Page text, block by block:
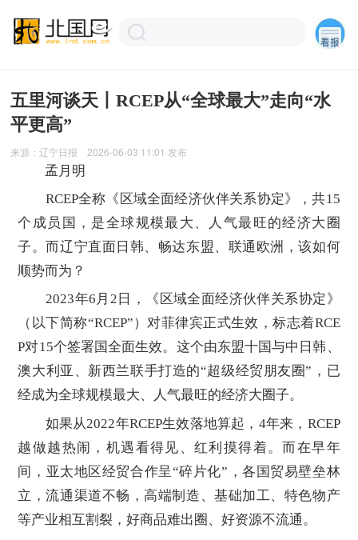
五里河谈天丨RCEP从“全球最大”走向“水
平更高”
来源：辽宁日报 2026-06-03 11:01 发布
孟月明
RCEP全称《区域全面经济伙伴关系协定》，共15
个成员国，是全球规模最大、人气最旺的经济大圈
子。而辽宁直面日韩、畅达东盟、联通欧洲，该如何
顺势而为？
2023年6月2日，《区域全面经济伙伴关系协定》
（以下简称“RCEP”）对菲律宾正式生效，标志着RCE
P对15个签署国全面生效。这个由东盟十国与中日韩、
澳大利亚、新西兰联手打造的“超级经贸朋友圈”，已
经成为全球规模最大、人气最旺的经济大圈子。
如果从2022年RCEP生效落地算起，4年来，RCEP
越做越热闹，机遇看得见、红利摸得着。而在早年
间，亚太地区经贸合作呈“碎片化”，各国贸易壁垒林
立，流通渠道不畅，高端制造、基础加工、特色物产
等产业相互割裂，好商品难出圈、好资源不流通。